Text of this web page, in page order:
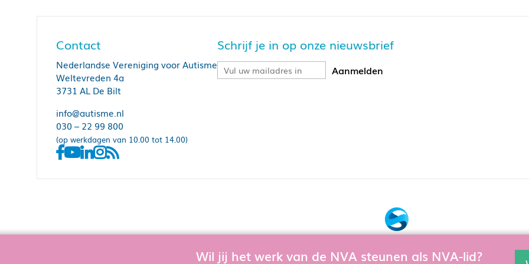
Contact
Nederlandse Vereniging voor Autisme
Weltevreden 4a
3731 AL De Bilt
info@autisme.nl
030 – 22 99 800
(op werkdagen van 10.00 tot 14.00)
Schrijf je in op onze nieuwsbrief
Snowball Ecommerce
Om de website goed te laten functioneren en te verbeteren gebruiken wij cookies. Als u de website
Wil jij het werk van de NVA steunen als NVA-lid?